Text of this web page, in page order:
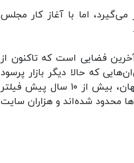
اما با آغاز کار مجلس
فضایی است که تاکنون از
که حالا دیگر بازار پرسود
خودشان را دارند،از آن استفاده کنند. فیس‌بوک به عنوان پر کاربردترین شبکه اجتماعی جهان، بیش از ۱۰ سال پیش فیلتر
محدود شده‌اند و هزاران سایت